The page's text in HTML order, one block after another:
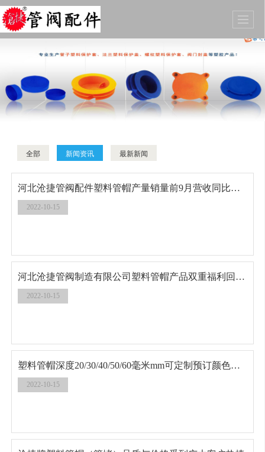
全部 新闻资讯 最新新闻
河北沧捷管阀配件塑料管帽产量销量前9月营收同比增长23.8%
2022-10-15
河北沧捷管阀制造有限公司塑料管帽产品双重福利回馈客户
2022-10-15
塑料管帽深度20/30/40/50/60毫米mm可定制预订颜色沧捷管阀工期短
2022-10-15